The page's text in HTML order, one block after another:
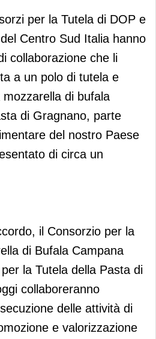
di Gragnano
di Bufala
alleano
per la Tutela di DOP e
Centro Sud Italia hanno
collaborazione che li
a un polo di tutela e
di bufala
di Gragnano, parte
del nostro Paese
di circa un
il Consorzio per la
di Bufala Campana
la Tutela della Pasta di
collaboreranno
delle attività di
e valorizzazione